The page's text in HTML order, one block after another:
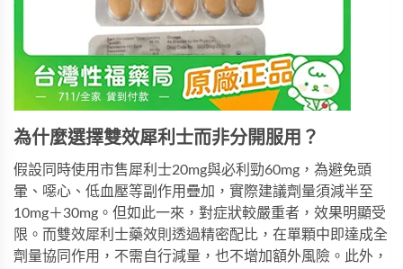
為什麼選擇雙效犀利士而非分開服用？
假設同時使用市售犀利士20mg與必利勁60mg，為避免頭
暈、噁心、低血壓等副作用疊加，實際建議劑量須減半至
10mg＋30mg。但如此一來，對症狀較嚴重者，效果明顯受
限。而雙效犀利士藥效則透過精密配比，在單顆中即達成全
劑量協同作用，不需自行減量，也不增加額外風險。此外，